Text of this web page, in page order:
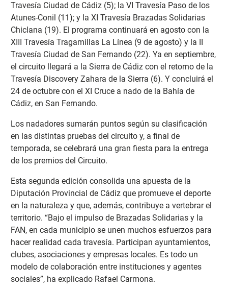
Travesía Ciudad de Cádiz (5); la VI Travesía Paso de los
Atunes-Conil (11); y la XI Travesía Brazadas Solidarias
Chiclana (19). El programa continuará en agosto con la
XIII Travesía Tragamillas La Línea (9 de agosto) y la II
Travesía Ciudad de San Fernando (22). Ya en septiembre,
el circuito llegará a la Sierra de Cádiz con el retorno de la
Travesía Discovery Zahara de la Sierra (6). Y concluirá el
24 de octubre con el XI Cruce a nado de la Bahía de
Cádiz, en San Fernando.
Los nadadores sumarán puntos según su clasificación
en las distintas pruebas del circuito y, a final de
temporada, se celebrará una gran fiesta para la entrega
de los premios del Circuito.
Esta segunda edición consolida una apuesta de la
Diputación Provincial de Cádiz que promueve el deporte
en la naturaleza y que, además, contribuye a vertebrar el
territorio. “Bajo el impulso de Brazadas Solidarias y la
FAN, en cada municipio se unen muchos esfuerzos para
hacer realidad cada travesía. Participan ayuntamientos,
clubes, asociaciones y empresas locales. Es todo un
modelo de colaboración entre instituciones y agentes
sociales”, ha explicado Rafael Carmona.